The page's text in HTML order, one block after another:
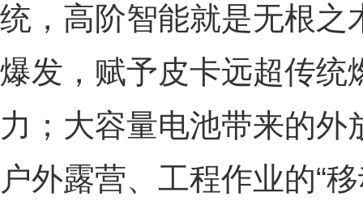
统，高阶智能就是无根之
爆发，赋予皮卡远超传统
力；大容量电池带来的
户外露营、工程作业的“